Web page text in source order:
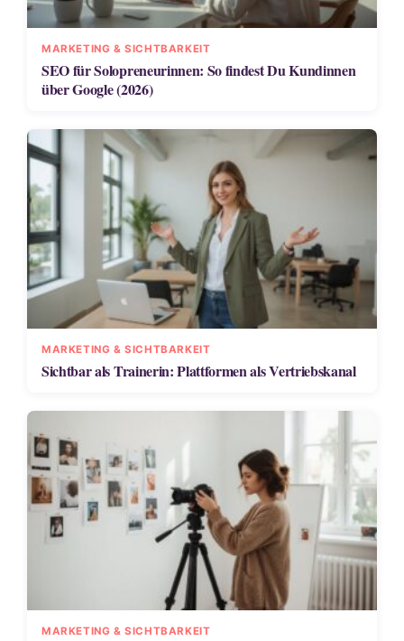
MARKETING & SICHTBARKEIT
SEO für Solopreneurinnen: So findest Du Kundinnen
über Google (2026)
MARKETING & SICHTBARKEIT
Sichtbar als Trainerin: Plattformen als Vertriebskanal
MARKETING & SICHTBARKEIT